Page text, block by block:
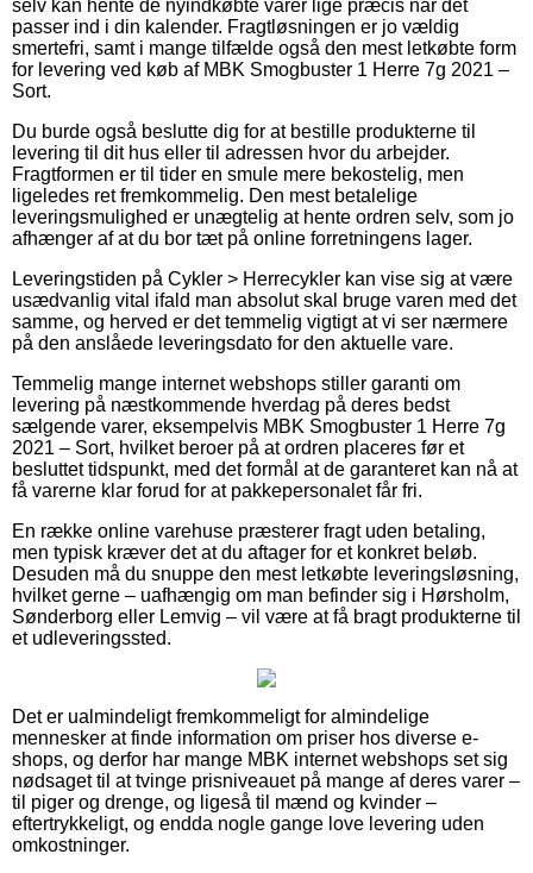
selv kan hente de nyindkøbte varer lige præcis når det
passer ind i din kalender. Fragtløsningen er jo vældig
smertefri, samt i mange tilfælde også den mest letkøbte form
for levering ved køb af MBK Smogbuster 1 Herre 7g 2021 –
Sort.
Du burde også beslutte dig for at bestille produkterne til
levering til dit hus eller til adressen hvor du arbejder.
Fragtformen er til tider en smule mere bekostelig, men
ligeledes ret fremkommelig. Den mest betalelige
leveringsmulighed er unægtelig at hente ordren selv, som jo
afhænger af at du bor tæt på online forretningens lager.
Leveringstiden på Cykler > Herrecykler kan vise sig at være
usædvanlig vital ifald man absolut skal bruge varen med det
samme, og herved er det temmelig vigtigt at vi ser nærmere
på den anslåede leveringsdato for den aktuelle vare.
Temmelig mange internet webshops stiller garanti om
levering på næstkommende hverdag på deres bedst
sælgende varer, eksempelvis MBK Smogbuster 1 Herre 7g
2021 – Sort, hvilket beroer på at ordren placeres før et
besluttet tidspunkt, med det formål at de garanteret kan nå at
få varerne klar forud for at pakkepersonalet får fri.
En række online varehuse præsterer fragt uden betaling,
men typisk kræver det at du aftager for et konkret beløb.
Desuden må du snuppe den mest letkøbte leveringsløsning,
hvilket gerne – uafhængig om man befinder sig i Hørsholm,
Sønderborg eller Lemvig – vil være at få bragt produkterne til
et udleveringssted.
Det er ualmindeligt fremkommeligt for almindelige
mennesker at finde information om priser hos diverse e-
shops, og derfor har mange MBK internet webshops set sig
nødsaget til at tvinge prisniveauet på mange af deres varer –
til piger og drenge, og ligeså til mænd og kvinder –
eftertrykkeligt, og endda nogle gange love levering uden
omkostninger.